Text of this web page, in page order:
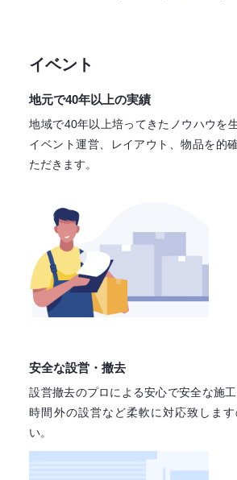
イベント
地元で40年以上の実績
地域で40年以上培ってきたノウハウを
イベント運営、レイアウト、物品を的
ただきます。
安全な設営・撤去
設営撤去のプロによる安心で安全な施工
時間外の設営など柔軟に対応致します
い。